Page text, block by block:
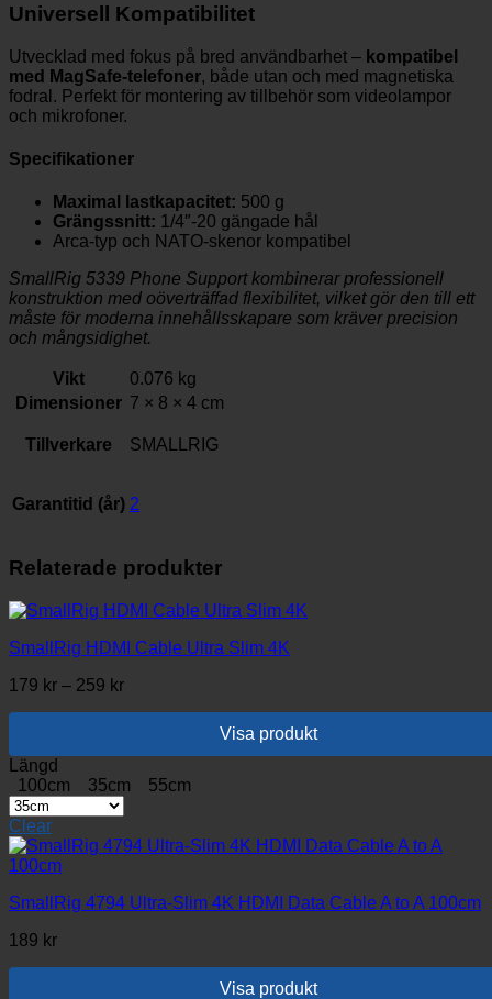
Universell Kompatibilitet
Utvecklad med fokus på bred användbarhet – kompatibel
med MagSafe-telefoner, både utan och med magnetiska
fodral. Perfekt för montering av tillbehör som videolampor
och mikrofoner.
Specifikationer
Maximal lastkapacitet: 500 g
Grängssnitt: 1/4″-20 gängade hål
Arca-typ och NATO-skenor kompatibel
SmallRig 5339 Phone Support kombinerar professionell
konstruktion med oöverträffad flexibilitet, vilket gör den till ett
måste för moderna innehållsskapare som kräver precision
och mångsidighet.
Vikt
0.076 kg
Dimensioner 7 × 8 × 4 cm
Tillverkare SMALLRIG
Garantitid (år) 2
Relaterade produkter
SmallRig HDMI Cable Ultra Slim 4K
179 kr – 259 krPrisintervall:
Visa produkt
Den
här
produkten
har
flera
varianter.
olika
kan
Längd
100cm
35cm 55cm
Clear
SmallRig 4794 Ultra-Slim 4K HDMI Data Cable A to A 100cm
189 kr
Visa produkt